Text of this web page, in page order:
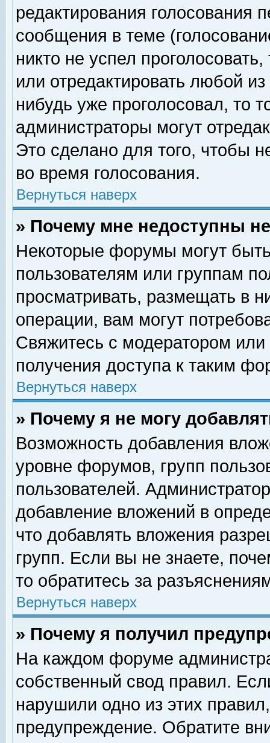
редактирования голосования
сообщения в теме
никто не успел
или отредактировать любой
нибудь уже проголосовал, то
администраторы могут
Это сделано для того, чтобы
во время голосования.
Вернуться наверх
» Почему мне недоступны
Некоторые форумы могут
пользователям или группам
просматривать, размещать в
операции, вам могут
Свяжитесь с модератором
получения доступа к таким
Вернуться наверх
» Почему я не могу
Возможность добавления
уровне форумов, групп
пользователей.
добавление вложений в
что добавлять вложения
групп. Если вы не знаете,
то обратитесь за
Вернуться наверх
» Почему я получил
На каждом форуме
собственный свод правил.
нарушили одно из этих
предупреждение. Обратите